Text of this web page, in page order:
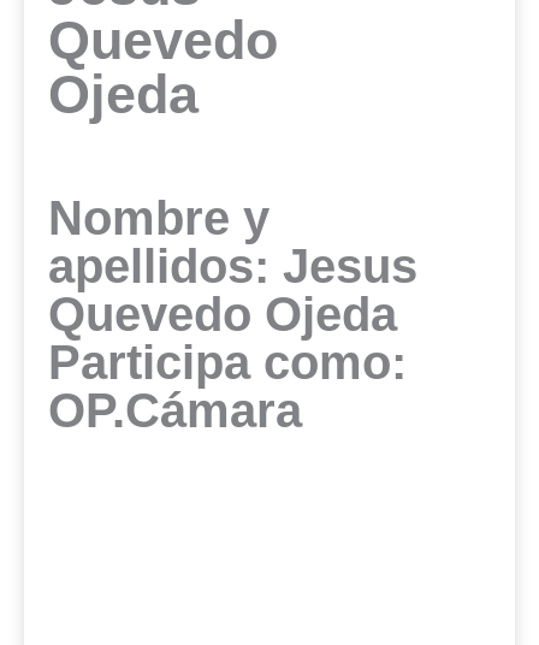
Quevedo
Ojeda
Nombre y
apellidos: Jesus
Quevedo Ojeda
Participa como:
OP.Cámara